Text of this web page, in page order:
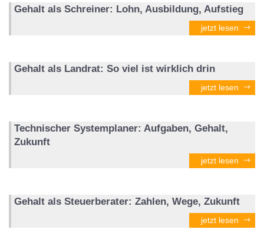
Gehalt als Schreiner: Lohn, Ausbildung, Aufstieg
jetzt lesen
Gehalt als Landrat: So viel ist wirklich drin
jetzt lesen
Technischer Systemplaner: Aufgaben, Gehalt,
Zukunft
jetzt lesen
Gehalt als Steuerberater: Zahlen, Wege, Zukunft
jetzt lesen